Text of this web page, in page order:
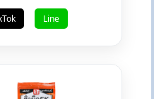
Line